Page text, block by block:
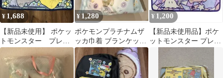
¥ 1,688
【新品未使用】 ポケッ
トモンスター プレミ
ア fuwa ＆hug ブラン
ケット
¥ 1,280
ポケモンプラチナムザ
ッカ巾着 ブランケッ
ト イーブイ
¥ 1,200
【新品未使用品】ポケ
ットモンスター プレミ